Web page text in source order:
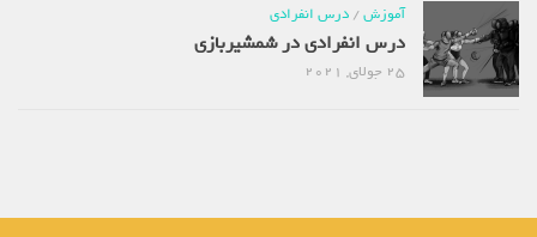
آموزش/ درس انفرادی
درس انفرادی در شمشیربازی
25 جولای, 2021